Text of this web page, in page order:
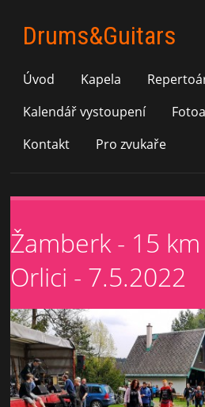
Drums&Guitars
Úvod Kapela
Kalendář vystoupení
Kontakt
Pro zvukaře
Žamberk - 15
Orlici - 7.5.2022